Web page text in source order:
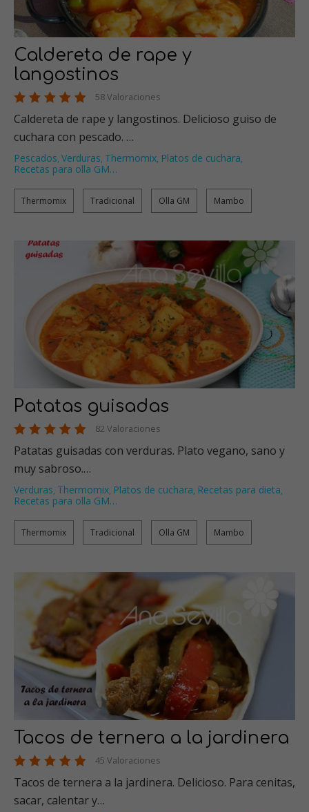
Caldereta de rape y
langostinos
58 Valoraciones
Caldereta de rape y langostinos. Delicioso guiso de
cuchara con pescado. …
Pescados, Verduras, Thermomix, Platos de cuchara,
Recetas para olla GM…
Thermomix Tradicional Olla GM Mambo
Patatas guisadas
82 Valoraciones
Patatas guisadas con verduras. Plato vegano, sano y
muy sabroso.…
Verduras, Thermomix, Platos de cuchara, Recetas para dieta,
Recetas para olla GM…
Thermomix Tradicional Olla GM Mambo
Tacos de ternera a la jardinera
45 Valoraciones
Tacos de ternera a la jardinera. Delicioso. Para cenitas,
sacar, calentar y…